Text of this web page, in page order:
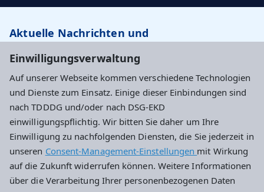
Einwilligungsverwaltung
Auf unserer Webseite kommen verschiedene Technologien
und Dienste zum Einsatz. Einige dieser Einbindungen sind
nach TDDDG und/oder nach DSG-EKD
einwilligungspflichtig. Wir bitten Sie daher um Ihre
Einwilligung zu nachfolgenden Diensten, die Sie jederzeit in
unseren Consent-Management-Einstellungen mit Wirkung
auf die Zukunft widerrufen können. Weitere Informationen
über die Verarbeitung Ihrer personenbezogenen Daten
Aktuelle Nachrichten und
Newsletter abonnieren
Evangelisches Dekanat Wiesbaden
Haus an der Marktkirche
Schlossplatz 4
65183 Wiesbaden